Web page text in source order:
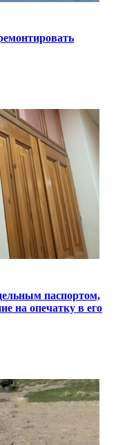
паспортом,
на опечатку в его